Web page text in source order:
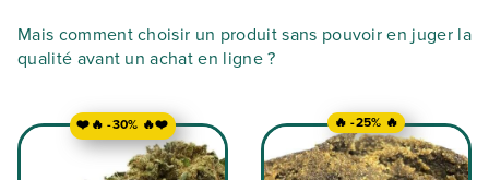
Mais comment choisir un produit sans pouvoir en juger la
qualité avant un achat en ligne ?
❤️🔥 -30% 🔥❤️ 🔥 -25% 🔥